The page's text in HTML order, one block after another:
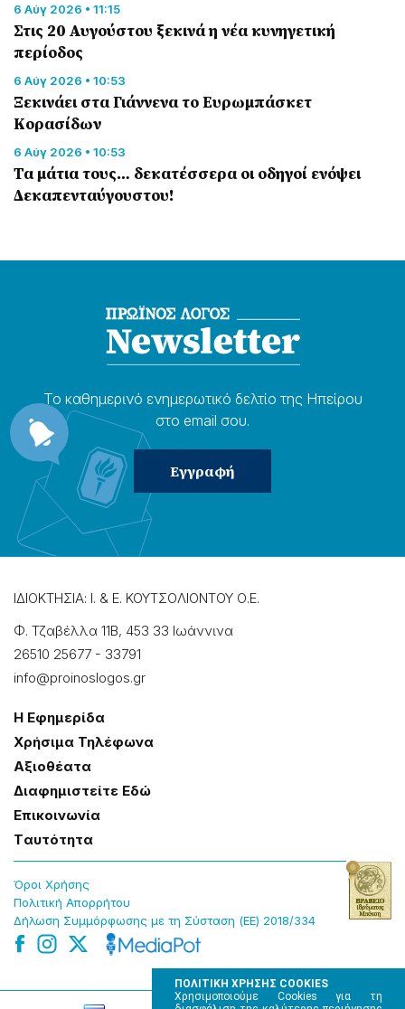
ΠΟΛΙΤΙΚΗ ΧΡΗΣΗΣ COOKIES
Χρησιμοποιούμε Cookies για τη
6 Αύγ 2026 • 11:15
Στις 20 Αυγούστου ξεκινά η νέα κυνηγετική
περίοδος
6 Αύγ 2026 • 10:53
Ξεκινάει στα Γιάννενα το Ευρωμπάσκετ
Κορασίδων
6 Αύγ 2026 • 10:53
Τα μάτια τους… δεκατέσσερα οι οδηγοί ενόψει
Δεκαπενταύγουστου!
Το καθημερɩνό ενημερωτɩκό δελτίο της Ηπείρου
στο email σου.
ΙΔΙΟΚΤΗΣΙΑ: Ι. & Ε. ΚΟΥΤΣΟΛΙΟΝΤΟΥ Ο.Ε.
Φ. Τζαβέλλα 11Β, 453 33 Ιωάννɩνα
26510 25677 - 33791
info@proinoslogos.gr
Η Εφημερίδα
Χρήσɩμα Τηλέφωνα
Αξɩοθέατα
Δɩαφημɩστείτε Εδώ
Επɩκοɩνωνία
Tαυτότητα
Όροɩ Χρήσης
Πολɩτɩκή Απορρήτου
Δήλωση Συμμόρφωσης με τη Σύσταση (ΕΕ) 2018/334